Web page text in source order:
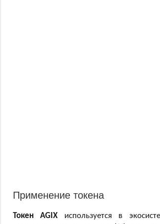
Применение токена
Токен AGIX используется в